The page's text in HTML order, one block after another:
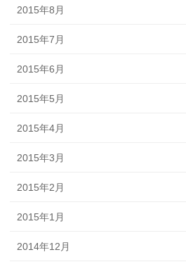
2015年8月
2015年7月
2015年6月
2015年5月
2015年4月
2015年3月
2015年2月
2015年1月
2014年12月